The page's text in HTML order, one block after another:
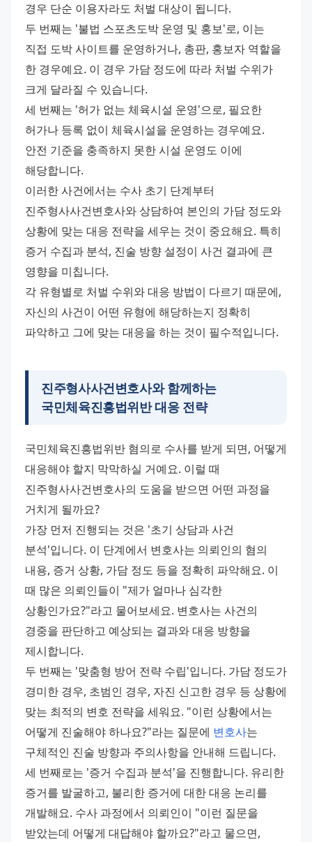
경우 단순 이용자라도 처벌 대상이 됩니다.
두 번째는 '불법 스포츠도박 운영 및 홍보'로, 이는
직접 도박 사이트를 운영하거나, 총판, 홍보자 역할을
한 경우예요. 이 경우 가담 정도에 따라 처벌 수위가
크게 달라질 수 있습니다.
세 번째는 '허가 없는 체육시설 운영'으로, 필요한
허가나 등록 없이 체육시설을 운영하는 경우예요.
안전 기준을 충족하지 못한 시설 운영도 이에
해당합니다.
이러한 사건에서는 수사 초기 단계부터
진주형사사건변호사와 상담하여 본인의 가담 정도와
상황에 맞는 대응 전략을 세우는 것이 중요해요. 특히
증거 수집과 분석, 진술 방향 설정이 사건 결과에 큰
영향을 미칩니다.
각 유형별로 처벌 수위와 대응 방법이 다르기 때문에,
자신의 사건이 어떤 유형에 해당하는지 정확히
파악하고 그에 맞는 대응을 하는 것이 필수적입니다.
진주형사사건변호사와 함께하는
국민체육진흥법위반 대응 전략
국민체육진흥법위반 혐의로 수사를 받게 되면, 어떻게
대응해야 할지 막막하실 거예요. 이럴 때
진주형사사건변호사의 도움을 받으면 어떤 과정을
거치게 될까요?
가장 먼저 진행되는 것은 '초기 상담과 사건
분석'입니다. 이 단계에서 변호사는 의뢰인의 혐의
내용, 증거 상황, 가담 정도 등을 정확히 파악해요. 이
때 많은 의뢰인들이 "제가 얼마나 심각한
상황인가요?"라고 물어보세요. 변호사는 사건의
경중을 판단하고 예상되는 결과와 대응 방향을
제시합니다.
두 번째는 '맞춤형 방어 전략 수립'입니다. 가담 정도가
경미한 경우, 초범인 경우, 자진 신고한 경우 등 상황에
맞는 최적의 변호 전략을 세워요. "이런 상황에서는
어떻게 진술해야 하나요?"라는 질문에 변호사는
구체적인 진술 방향과 주의사항을 안내해 드립니다.
세 번째로는 '증거 수집과 분석'을 진행합니다. 유리한
증거를 발굴하고, 불리한 증거에 대한 대응 논리를
개발해요. 수사 과정에서 의뢰인이 "이런 질문을
받았는데 어떻게 대답해야 할까요?"라고 물으면,